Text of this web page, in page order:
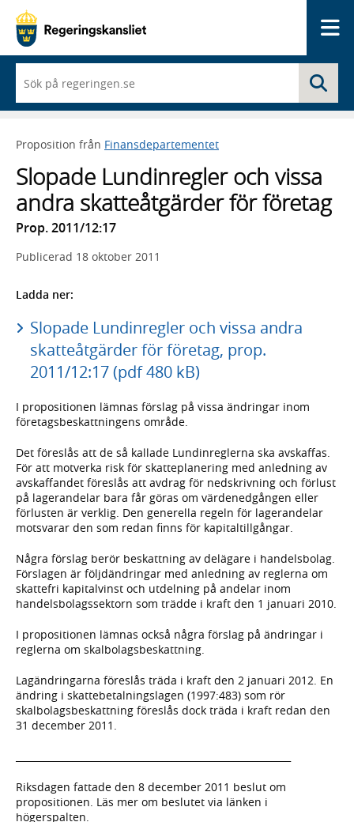
du
börjar
skriva
framträder
lista
med
sökförslag
Proposition från Finansdepartementet
Slopade Lundinregler och vissa
andra skatteåtgärder för företag
Prop. 2011/12:17
Publicerad 18 oktober 2011
Ladda ner:
Slopade Lundinregler och vissa andra
skatteåtgärder för företag, prop.
2011/12:17 (pdf 480 kB)
I propositionen lämnas förslag på vissa ändringar inom
företagsbeskattningens område.
Det föreslås att de så kallade Lundinreglerna ska avskaffas.
För att motverka risk för skatteplanering med anledning av
avskaffandet föreslås att avdrag för nedskrivning och förlust
på lagerandelar bara får göras om värdenedgången eller
förlusten är verklig. Den generella regeln för lagerandelar
motsvarar den som redan finns för kapitaltillgångar.
Några förslag berör beskattning av delägare i handelsbolag.
Förslagen är följdändringar med anledning av reglerna om
skattefri kapitalvinst och utdelning på andelar inom
handelsbolagssektorn som trädde i kraft den 1 januari 2010.
I propositionen lämnas också några förslag på ändringar i
reglerna om skalbolagsbeskattning.
Lagändringarna föreslås träda i kraft den 2 januari 2012. En
ändring i skattebetalningslagen (1997:483) som rör
skalbolagsbeskattning föreslås dock träda i kraft redan den
31 december 2011.
Riksdagen fattade den 8 december 2011 beslut om
propositionen. Läs mer om beslutet via länken i
högerspalten.